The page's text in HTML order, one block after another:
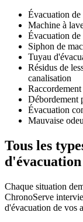
Évacuation
Machine à
Évacuation de
Siphon de
Tuyau
Résidus de
canalisation
Débordement
Évacuation
Mauvaise
Tous les
Chaque situation
ChronoServe
d'évacuation de vos